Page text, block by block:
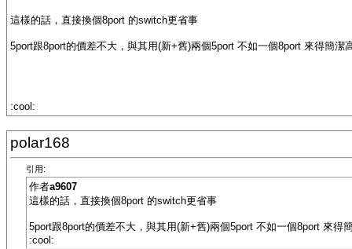
這樣的話，直接換個8port 的switch更省事
5port跟8port的價差不大，與其用(新+舊)兩個5port 不如一個8port 來得簡潔
:cool:
polar168
引用:
作者a9607
這樣的話，直接換個8port 的switch更省事
5port跟8port的價差不大，與其用(新+舊)兩個5port 不如一個8port 來得
:cool: